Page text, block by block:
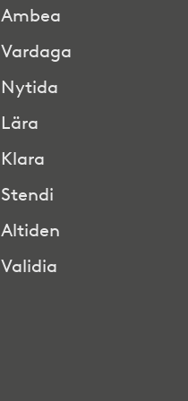
Ambea
Vardaga
Nytida
Lära
Klara
Stendi
Altiden
Validia